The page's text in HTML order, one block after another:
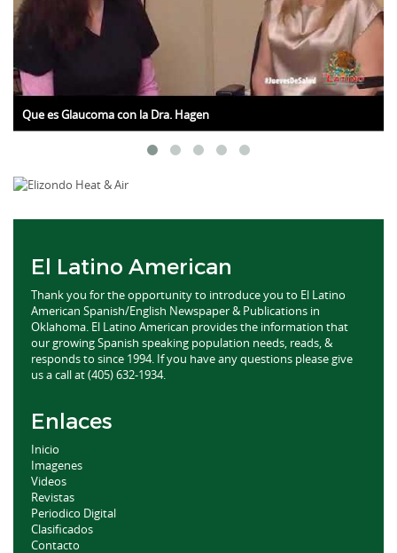
Que es Glaucoma con la Dra. Hagen
El Latino American
Thank you for the opportunity to introduce you to El Latino
American Spanish/English Newspaper & Publications in
Oklahoma. El Latino American provides the information that
our growing Spanish speaking population needs, reads, &
responds to since 1994. If you have any questions please give
us a call at (405) 632-1934.
Enlaces
Inicio
Imagenes
Videos
Revistas
Periodico Digital
Clasificados
Contacto